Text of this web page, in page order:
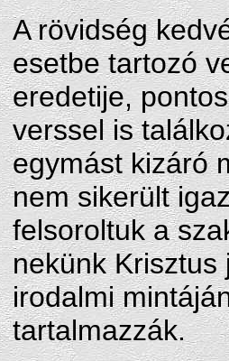
A rövidség
esetbe tartozó
eredetije,
verssel is
egymást kizáró
nem sikerült
felsoroltuk a
nekünk Krisztus
irodalmi
tartalmazzák.